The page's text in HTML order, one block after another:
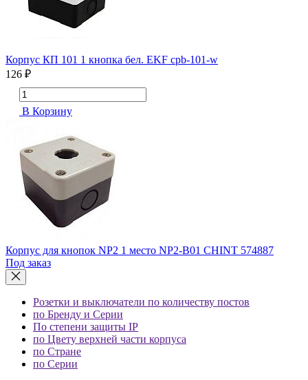
Корпус КП 101 1 кнопка бел. EKF cpb-101-w
126 ₽
В Корзину
Корпус для кнопок NP2 1 место NP2-B01 CHINT 574887
Под заказ
Розетки и выключатели по количеству постов
по Бренду и Серии
По степени защиты IP
по Цвету верхней части корпуса
по Стране
по Серии